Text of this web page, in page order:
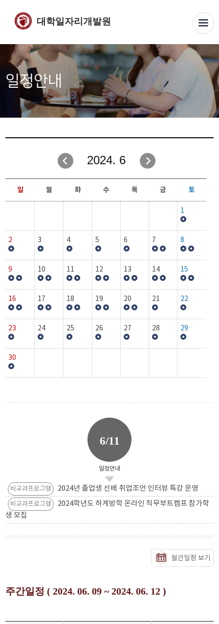
대학일자리개발원
일정안내
2024. 6
일 월 화 수 목 금 토
1
2 3 4 5 6 7 8
9 10 11 12 13 14 15
16 17 18 19 20 21 22
23 24 25 26 27 28 29
30
6/11
일정안내
비교과프로그램 2024년 졸업생 선배 취업조언 인터뷰 특강 운영
비교과프로그램
2024학년도 하계방학 온라인 직무부트캠프 참가학
생 모집
월간일정 보기
주간일정 ( 2024. 06. 09 ~ 2024. 06. 12 )